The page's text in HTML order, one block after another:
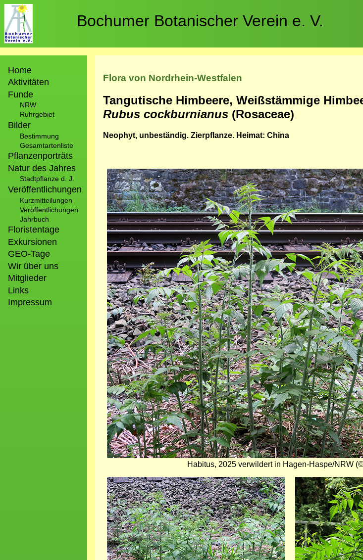
Direkt
zum
Inhalt
Bochumer Botanischer Verein e. V.
Home
Aktivitäten
Funde
NRW
Ruhrgebiet
Bilder
Bestimmung
Gesamtartenliste
Pflanzenporträts
Natur des Jahres
Stadtpflanze d. J.
Veröffentlichungen
Kurzmitteilungen
Veröffentlichungen
Jahrbuch
Floristentage
Exkursionen
GEO-Tage
Wir über uns
Mitglieder
Links
Impressum
Flora von Nordrhein-Westfalen
Tangutische Himbeere, Weißstämmige
Rubus cockburnianus (Rosaceae)
Neophyt, unbeständig. Zierpflanze. Heimat: China
Bild
Habitus, 2025 verwildert in Hagen-Haspe/NRW
Bild
Bild